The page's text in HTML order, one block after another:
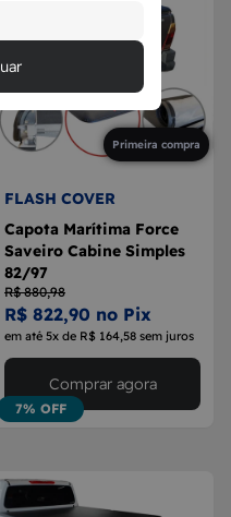
Primeira compra
FLASH COVER
Capota Marítima Force
Saveiro Cabine Simples
82/97
R$ 880,98
R$ 822,90 no Pix
em até 5x de R$ 164,58 sem juros
7% OFF
Comprar agora